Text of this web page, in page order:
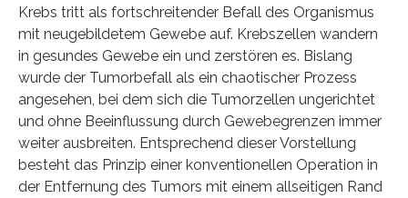
Krebs tritt als fortschreitender Befall des Organismus
mit neugebildetem Gewebe auf. Krebszellen wandern
in gesundes Gewebe ein und zerstören es. Bislang
wurde der Tumorbefall als ein chaotischer Prozess
angesehen, bei dem sich die Tumorzellen ungerichtet
und ohne Beeinflussung durch Gewebegrenzen immer
weiter ausbreiten. Entsprechend dieser Vorstellung
besteht das Prinzip einer konventionellen Operation in
der Entfernung des Tumors mit einem allseitigen Rand